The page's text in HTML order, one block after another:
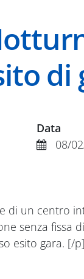
di
Data
08/
di un centro
senza fissa
esito gara.